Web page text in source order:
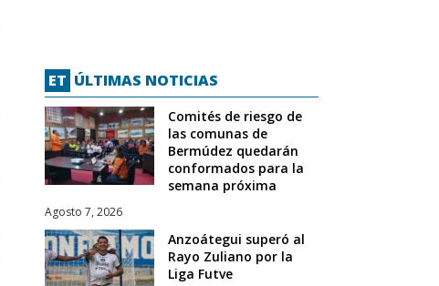
ET ÚLTIMAS NOTICIAS
Comités de riesgo de
las comunas de
Bermúdez quedarán
conformados para la
semana próxima
Agosto 7, 2026
Anzoátegui superó al
Rayo Zuliano por la
Liga Futve